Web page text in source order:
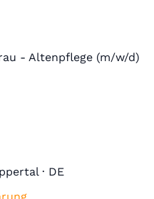
- Altenpflege (m/w/d)
· DE